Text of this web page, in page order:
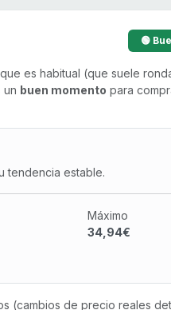
🟢
es habitual (que suele
un buen momento para
tendencia estable.
Máximo
34,94€
(cambios de precio reales